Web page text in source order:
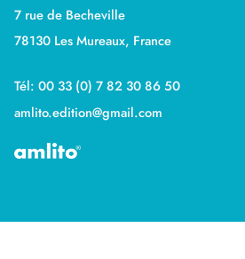
7 rue de Becheville
78130 Les Mureaux, France
Tél: 00 33 (0) 7 82 30 86 50
amlito.edition@gmail.com